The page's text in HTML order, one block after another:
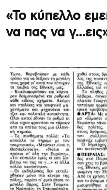
«Το κύπελλο
να πας να